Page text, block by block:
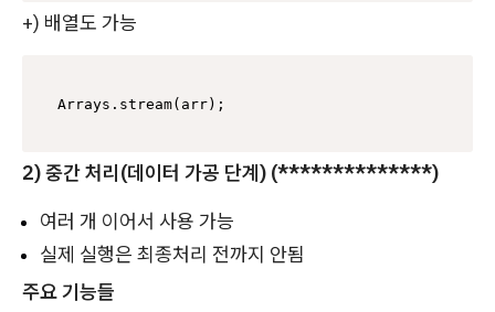
+) 배열도 가능
2) 중간 처리(데이터 가공 단계) (**************)
여러 개 이어서 사용 가능
실제 실행은 최종처리 전까지 안됨
주요 기능들